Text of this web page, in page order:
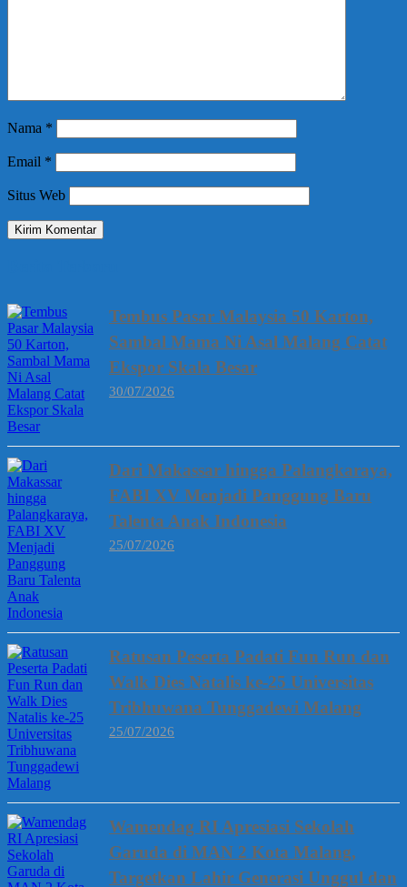
Nama *
Email *
Situs Web
Tembus Pasar Malaysia 50 Karton,
Sambal Mama Ni Asal Malang Catat
Ekspor Skala Besar
30/07/2026
Dari Makassar hingga Palangkaraya,
FABI XV Menjadi Panggung Baru
Talenta Anak Indonesia
25/07/2026
Ratusan Peserta Padati Fun Run dan
Walk Dies Natalis ke-25 Universitas
Tribhuwana Tunggadewi Malang
25/07/2026
Wamendag RI Apresiasi Sekolah
Garuda di MAN 2 Kota Malang,
Targetkan Lahir Generasi Unggul dan